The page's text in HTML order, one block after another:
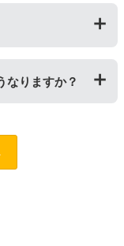
ず分離してから新
ーをご投稿いただ
。
いいたします。
とができません。
認ください。な
い合わせくださ
なりますか？
ますので、ご購入